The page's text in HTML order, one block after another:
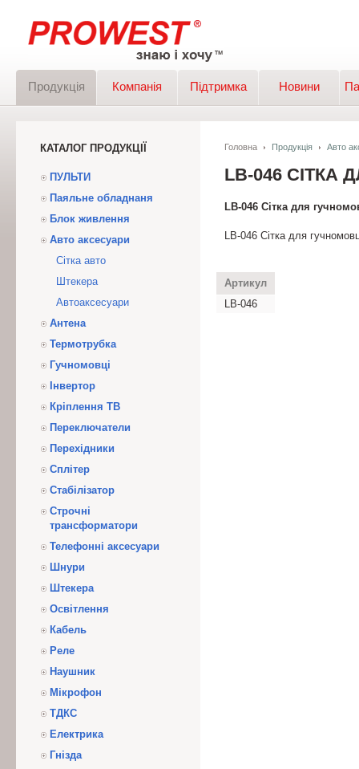
Продукція Компанія Підтримка Новини
КАТАЛОГ ПРОДУКЦІЇ
ПУЛЬТИ
Паяльне обладнаня
Блок живлення
Авто аксесуари
Сітка авто
Штекера
Автоаксесуари
Антена
Термотрубка
Гучномовці
Інвертор
Кріплення ТВ
Переключатели
Перехідники
Сплітер
Стабілізатор
Строчні
трансформатори
Телефонні аксесуари
Шнури
Штекера
Освітлення
Кабель
Реле
Наушник
Мікрофон
ТДКС
Електрика
Гнізда
Головна Продукція Авто
LB-046
LB-046 Сітка для
LB-046 Сітка для
Артикул
LB-046